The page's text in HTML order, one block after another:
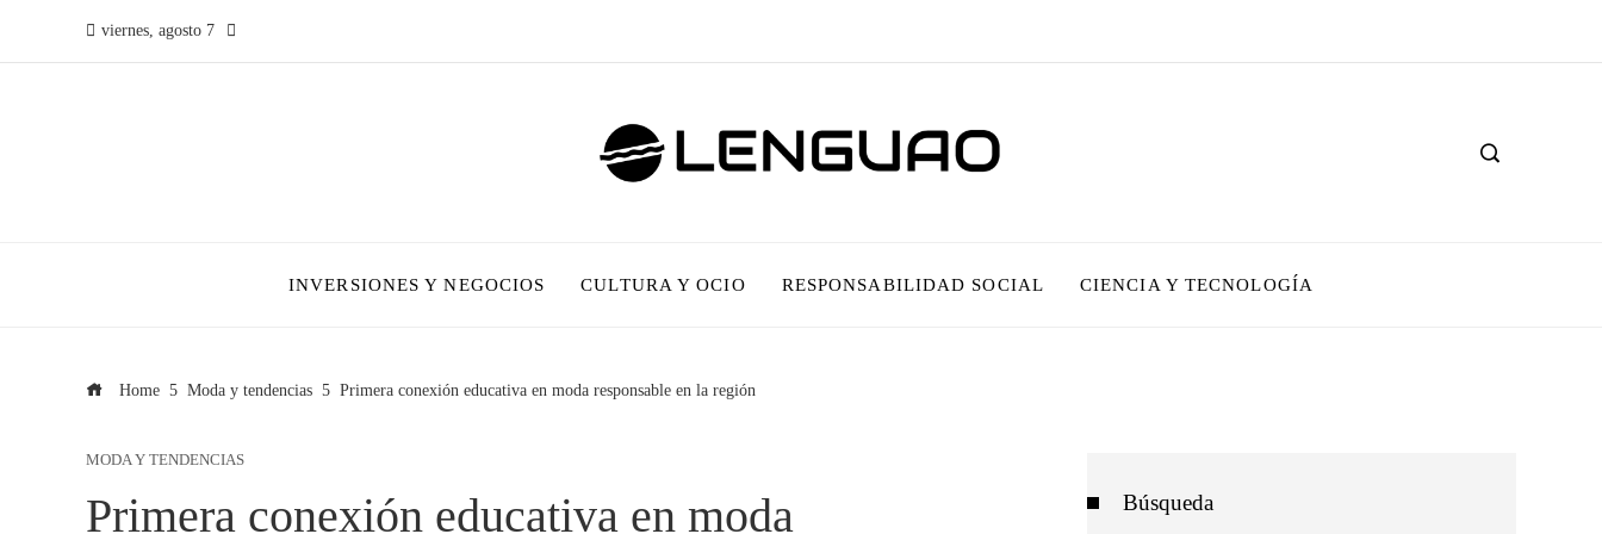
viernes, agosto 7
INVERSIONES Y NEGOCIOS CULTURA Y OCIO RESPONSABILIDAD SOCIAL CIENCIA Y TECNOLOGÍA
Home Moda y tendencias Primera conexión educativa en moda responsable en la región
MODA Y TENDENCIAS
Primera conexión educativa en moda Búsqueda